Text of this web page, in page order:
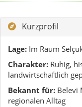
Kurzprofil
Lage: Im Raum
Charakter: Ruhig,
landwirtschaftlich
Bekannt für: Belevi
regionalen Alltag